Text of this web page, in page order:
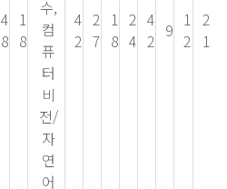
4
8
1
8
4
2
2
7
1
8
2
4
4
2 9 1
2
2
1
수,
컴
퓨
터
비
전/
자
연
어